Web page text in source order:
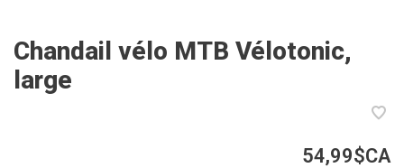
Chandail vélo MTB Vélotonic,
large
54,99$CA